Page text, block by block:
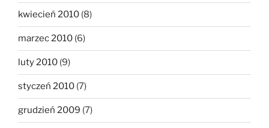
kwiecień 2010 (8)
marzec 2010 (6)
luty 2010 (9)
styczeń 2010 (7)
grudzień 2009 (7)